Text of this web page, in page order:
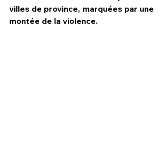
villes de province, marquées par une
montée de la violence.